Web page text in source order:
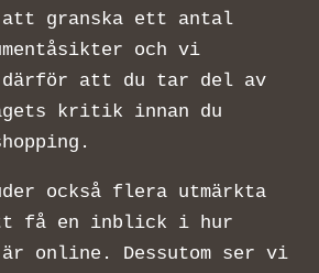
granska ett antal
och vi
därför att du tar del av
kritik innan du
också flera utmärkta
få en inblick i hur
online. Dessutom ser vi